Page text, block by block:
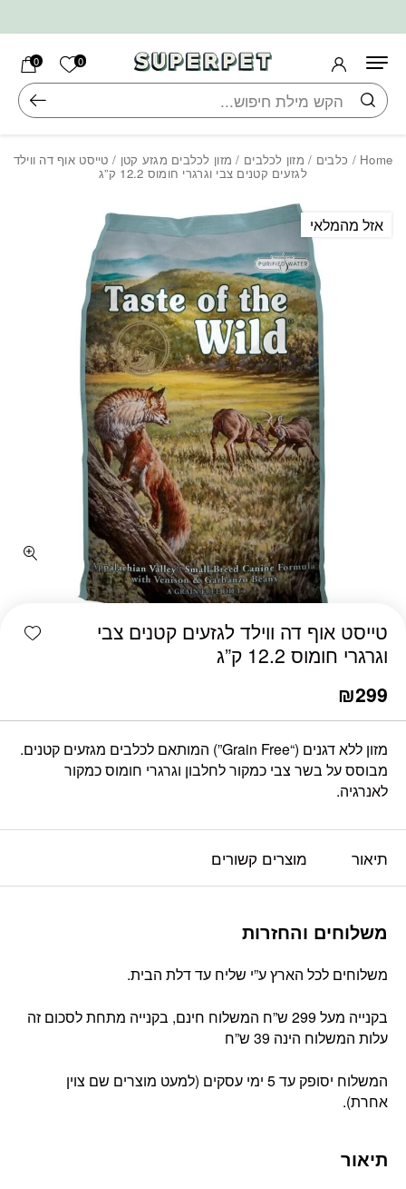
0 הרשימה
0
חיפוש
Home
/ כלבים / מזון לכלבים / מזון לכלבים מגזע קטן / טייסט אוף דה ווילד
לגזעים קטנים צבי וגרגרי חומוס 12.2 ק”ג
טייסט אוף דה ווילד לגזעים קטנים צבי
וגרגרי חומוס 12.2 ק”ג
₪299
מזון ללא דגנים (“Grain Free”) המותאם לכלבים מגזעים קטנים.
מבוסס על בשר צבי כמקור לחלבון וגרגרי חומוס כמקור
לאנרגיה.
אזל מהמלאי
תיאור מוצרים קשורים
משלוחים והחזרות
משלוחים לכל הארץ ע”י שליח עד דלת הבית.
בקנייה מעל 299 ש”ח המשלוח חינם, בקנייה מתחת לסכום זה
עלות המשלוח הינה 39 ש”ח
המשלוח יסופק עד 5 ימי עסקים (למעט מוצרים שם צוין
אחרת).
תיאור